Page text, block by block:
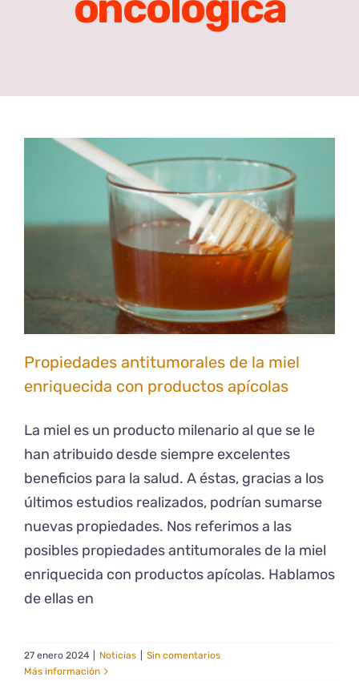
Propiedades antitumorales de la miel
enriquecida con productos apícolas
La miel es un producto milenario al que se le
han atribuido desde siempre excelentes
beneficios para la salud. A éstas, gracias a los
últimos estudios realizados, podrían sumarse
nuevas propiedades. Nos referimos a las
posibles propiedades antitumorales de la miel
enriquecida con productos apícolas. Hablamos
de ellas en
27 enero 2024 Noticias
Sin comentarios
Más información